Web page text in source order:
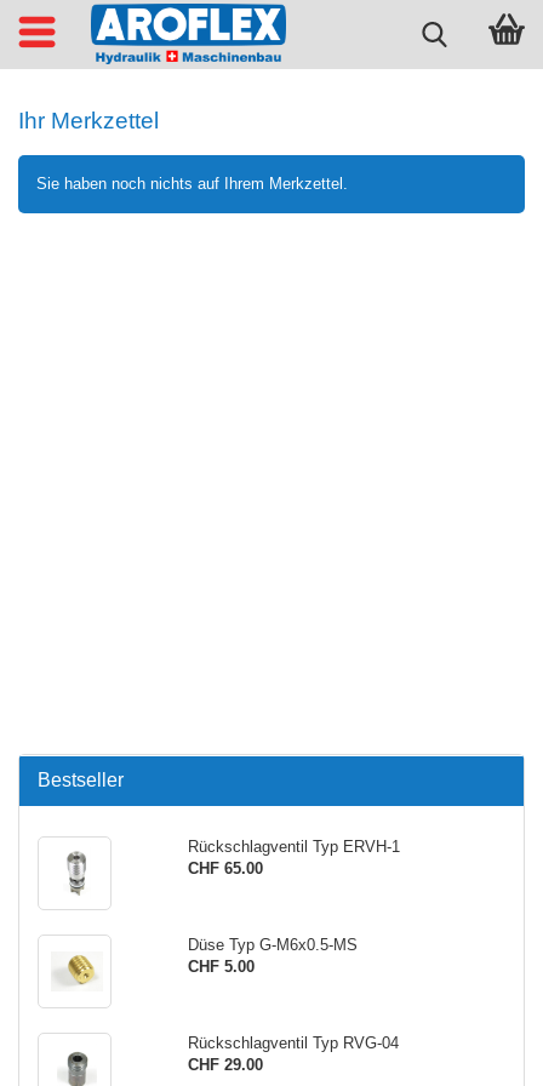
Ihr Merkzettel
Sie haben noch nichts auf Ihrem Merkzettel.
Bestseller
Rückschlagventil Typ ERVH-1
CHF 65.00
Düse Typ G-M6x0.5-MS
CHF 5.00
Rückschlagventil Typ RVG-04
CHF 29.00